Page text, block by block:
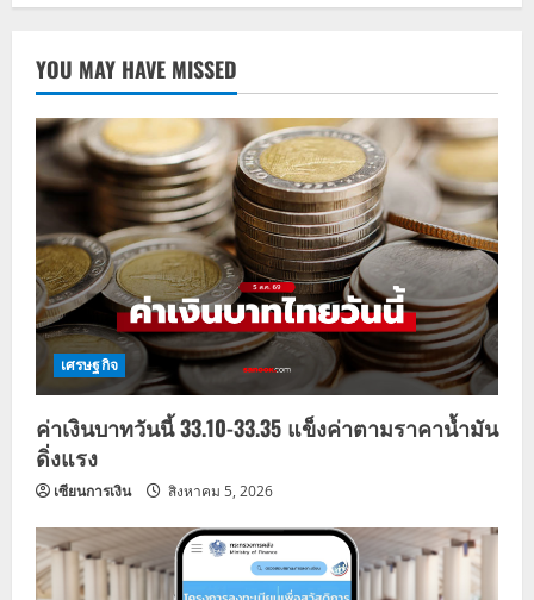
YOU MAY HAVE MISSED
เศรษฐกิจ
ค่าเงินบาทวันนี้ 33.10-33.35 แข็งค่าตามราคาน้ำมัน
ดิ่งแรง
เซียนการเงิน สิงหาคม 5, 2026